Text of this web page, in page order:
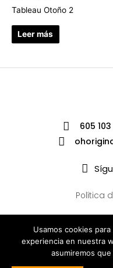
Tableau Otoño 2
Leer más
605
Política
Usamos cookies
experiencia en nuestra
asumiremos